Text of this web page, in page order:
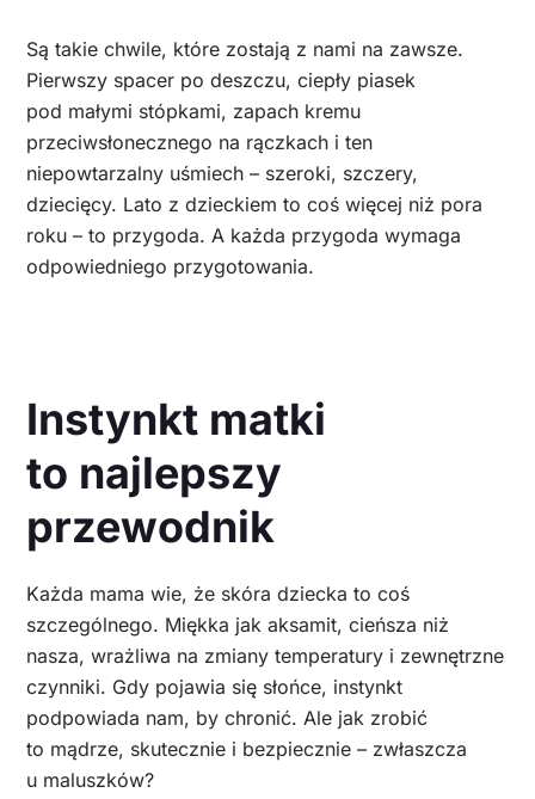
Są takie chwile, które zostają z nami na zawsze.
Pierwszy spacer po deszczu, ciepły piasek
pod małymi stópkami, zapach kremu
przeciwsłonecznego na rączkach i ten
niepowtarzalny uśmiech – szeroki, szczery,
dziecięcy. Lato z dzieckiem to coś więcej niż pora
roku – to przygoda. A każda przygoda wymaga
odpowiedniego przygotowania.
Instynkt matki
to najlepszy
przewodnik
Każda mama wie, że skóra dziecka to coś
szczególnego. Miękka jak aksamit, cieńsza niż
nasza, wrażliwa na zmiany temperatury i zewnętrzne
czynniki. Gdy pojawia się słońce, instynkt
podpowiada nam, by chronić. Ale jak zrobić
to mądrze, skutecznie i bezpiecznie – zwłaszcza
u maluszków?